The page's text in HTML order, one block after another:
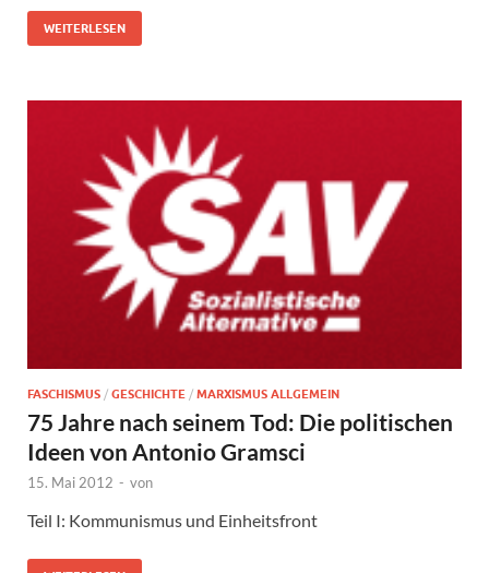
WEITERLESEN
FASCHISMUS / GESCHICHTE / MARXISMUS ALLGEMEIN
75 Jahre nach seinem Tod: Die politischen
Ideen von Antonio Gramsci
15. Mai 2012 - von
Teil I: Kommunismus und Einheitsfront